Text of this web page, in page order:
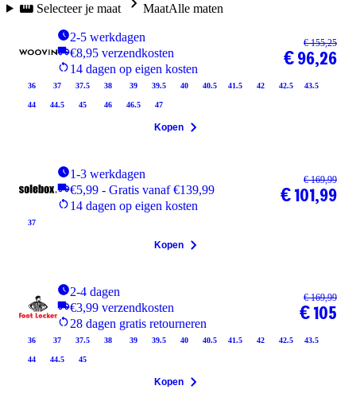
Selecteer je maat MaatAlle maten
2-5 werkdagen
€8,95 verzendkosten
14 dagen op eigen kosten
36 37 37.5 38 39 39.5 40 40.5 41.5 42 42.5 43.5
44 44.5 45 46 46.5 47
€ 155,25
€ 96,26
Kopen
1-3 werkdagen
€5,99 - Gratis vanaf €139,99
14 dagen op eigen kosten
37
€ 169,99
€ 101,99
Kopen
2-4 dagen
€3,99 verzendkosten
28 dagen gratis retourneren
36 37 37.5 38 39 39.5 40 40.5 41.5 42 42.5 43.5
44 44.5 45
€ 169,99
€ 105
Kopen